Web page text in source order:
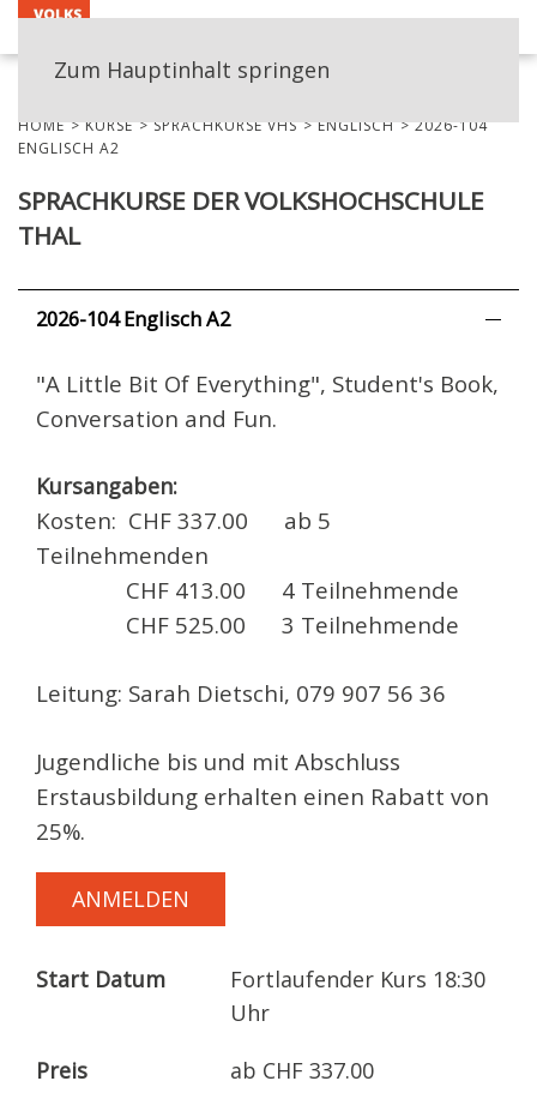
Zum Hauptinhalt springen
HOME KURSE SPRACHKURSE VHS ENGLISCH
2026-104
ENGLISCH A2
SPRACHKURSE DER VOLKSHOCHSCHULE
THAL
2026-104 Englisch A2
"A Little Bit Of Everything", Student's Book,
Conversation and Fun.
Kursangaben:
Kosten: CHF 337.00 ab 5
Teilnehmenden
CHF 413.00 4 Teilnehmende
CHF 525.00 3 Teilnehmende
Leitung: Sarah Dietschi, 079 907 56 36
Jugendliche bis und mit Abschluss
Erstausbildung erhalten einen Rabatt von
25%.
ANMELDEN
Start Datum
Fortlaufender Kurs 18:30
Uhr
Preis
ab CHF 337.00